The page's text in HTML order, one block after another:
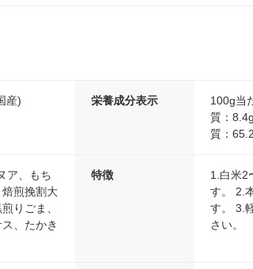
産) 栄養成分表示
100g当
質：
質：
ア、もち
煎挽割大
りごま、
、たかき
特徴
1.白米2
す。 2.
す。 3.
さい。